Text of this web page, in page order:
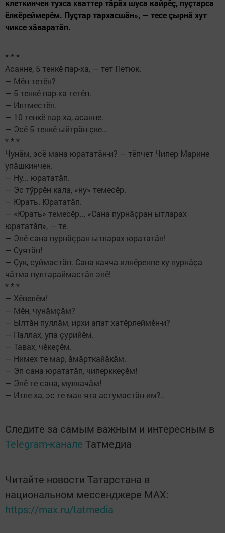
клеткинчен тухса хваттер тăрăх шуса кайрӗç, пуçтарса
ӗлкӗреймерӗм. Пуçтар тархасшăн», — тесе çырнă хут
чиксе хăваратăп.
* * *
Асанне, 5 тенкӗ пар-ха, — тет Петюк.
— Мӗн тетӗн?
— 5 тенкӗ пар-ха тетӗп.
— Илтместӗп.
— 10 тенкӗ пар-ха, асанне.
— Эсӗ 5 тенкӗ ыйтрăн-çке...
* * *
Чунăм, эсӗ мана юрататăн-и? — тӗпчет Чипер Марине
упăшкинчен.
— Ну... юрататăп.
— Эс тӳррӗн кала, «ну» темесӗр.
— Юрать. Юрататăп.
— «Юрать» темесӗр... «Сана пурнăçран ытларах
юрататăп», — те.
— Эпӗ сана пурнăçран ытларах юрататăп!
— Суятăн!
— Çук, суймастăп. Сана качча илнӗренпе ку пурнăçа
чăтма пултараймастăп эпӗ!
* * *
— Хӗвелӗм!
— Мӗн, чунăмçăм?
— Ылтăн пуллăм, ирхи апат хатӗрлеймӗн-и?
— Паллах, упа çурийӗм.
— Тавах, чӗкеçӗм.
— Нимех те мар, ăмăрткайăкăм.
— Эп сана юрататăп, чиперккеçӗм!
— Эпӗ те сана, мулкачăм!
— Итле-ха, эс те ман ята астумастăн-им?..
Следите за самым важным и интересным в
Telegram-канале Татмедиа
Читайте новости Татарстана в
национальном мессенджере MАХ:
https://max.ru/tatmedia